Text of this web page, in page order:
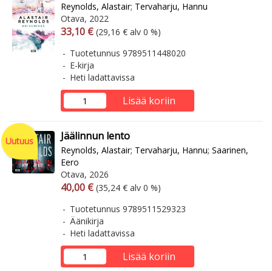
Reynolds, Alastair; Tervaharju, Hannu
Otava, 2022
Arvonlisäverollinen hinta
33,10 € Arvonlisäveroton hinta
(29,16 € alv 0 %)
Tuotetunnus 9789511448020
E-kirja
Heti ladattavissa
Lisää koriin
Uutuus Jäälinnun lento
Reynolds, Alastair; Tervaharju, Hannu; Saarinen,
Eero
Otava, 2026
Arvonlisäverollinen hinta
40,00 € Arvonlisäveroton hinta
(35,24 € alv 0 %)
Tuotetunnus 9789511529323
Äänikirja
Heti ladattavissa
Lisää koriin